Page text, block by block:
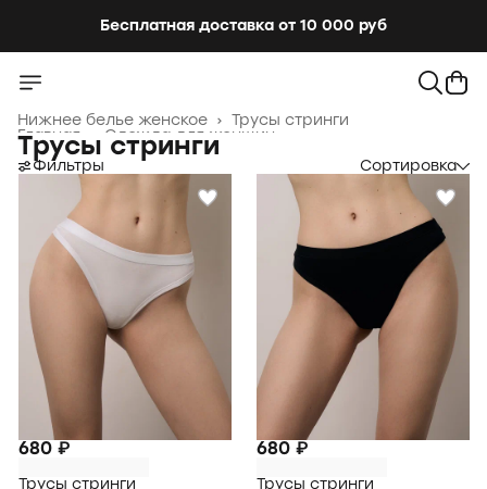
Бесплатная доставка от 10 000 руб
Трусы стринги
Нижнее белье женское ›
Одежда для женщин
Главная
Трусы стринги
Фильтры Сортировка
680 ₽
Трусы стринги
680 ₽
Трусы стринги